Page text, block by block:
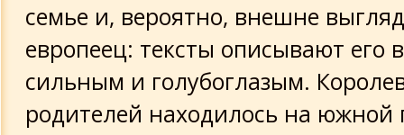
семье и, вероятно, внешне
европеец: тексты описывают его
сильным и голубоглазым.
родителей находилось на южной
Письмо об Иисусе
Жизнь Мухаммеда с т.з. Галиева Г.
Некоторые черты характера